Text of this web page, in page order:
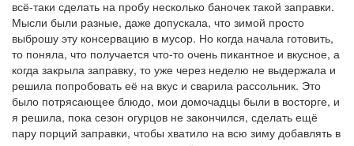
всё-таки сделать на пробу несколько баночек такой заправки.
Мысли были разные, даже допускала, что зимой просто
выброшу эту консервацию в мусор. Но когда начала готовить,
то поняла, что получается что-то очень пикантное и вкусное, а
когда закрыла заправку, то уже через неделю не выдержала и
решила попробовать её на вкус и сварила рассольник. Это
было потрясающее блюдо, мои домочадцы были в восторге, и
я решила, пока сезон огурцов не закончился, сделать ещё
пару порций заправки, чтобы хватило на всю зиму добавлять в